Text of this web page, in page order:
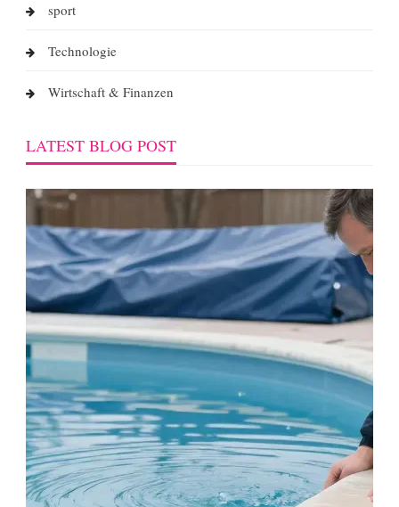
sport
Technologie
Wirtschaft & Finanzen
LATEST BLOG POST